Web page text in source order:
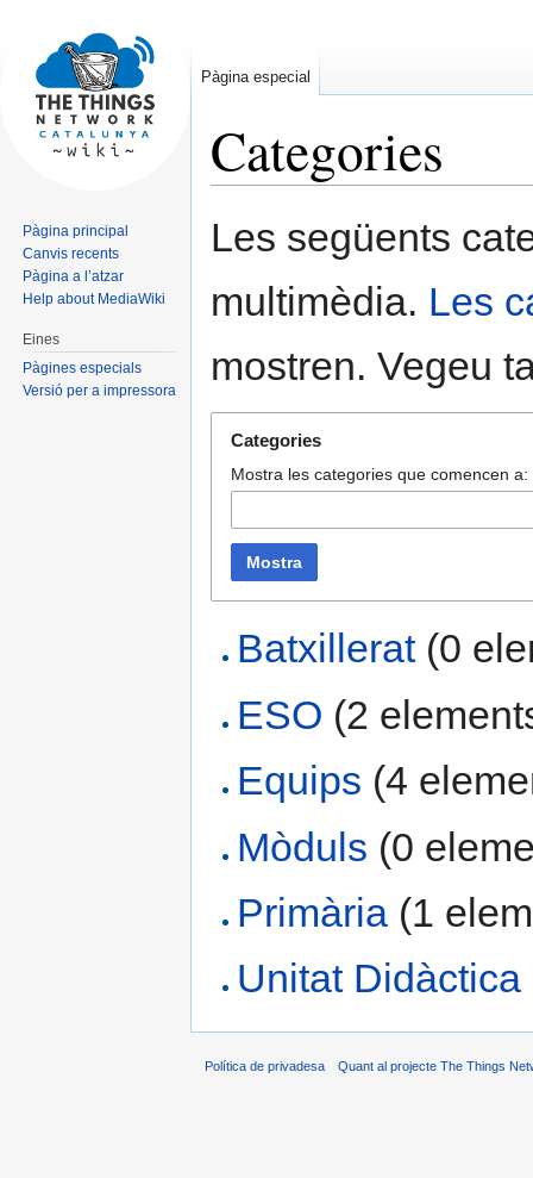
Categories
to
to
Les següents
multimèdia. Les
mostren. Vegeu
Categories
Mostra les categories que comencen a:
Mostra
Batxillerat (0
ESO (2
Equips (4
Mòduls (0
Primària (1
Unitat Didàctica
Pàgina especial
Pàgina principal
Canvis recents
Pàgina a l’atzar
Help about MediaWiki
Eines
Pàgines especials
Versió per a impressora
Política de privadesa Quant al projecte The Things